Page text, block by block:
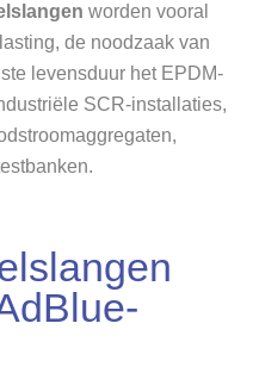
worden vooral
de noodzaak van
levensduur het EPDM-
SCR-installaties,